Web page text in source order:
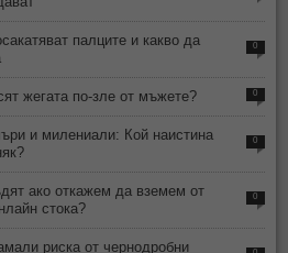
палците и какво да
0
жегата по-зле от мъжете? 0
и милениали: Кой наистина
0
ако откажем да вземем от
стока?
0
риска от чернодробни